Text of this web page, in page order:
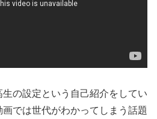
の設定という自己紹介をしてい
では世代がわかってしまう話題